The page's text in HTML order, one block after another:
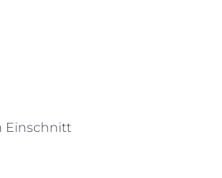
Einschnitt